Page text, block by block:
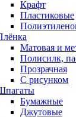
Крафт
Пластиковые
Матовая и
Полисилк,
Прозрачная
С рисунком
Бумажные
Джутовые